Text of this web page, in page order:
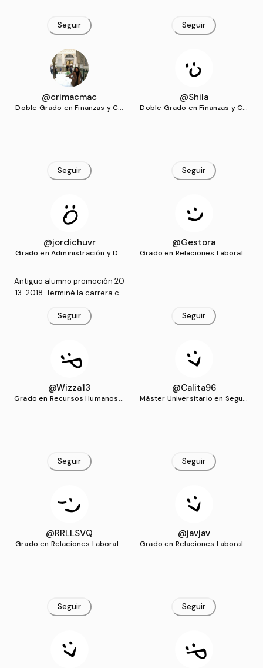
Seguir Seguir
@crimacmac
Doble Grado en Finanzas y Co
Seguir
@Shila
Doble Grado en Finanzas y Co
Seguir
@jordichuvr
Grado en Administración y Dir
Antiguo alumno promoción 20
13-2018. Terminé la carrera co
s a mi perfil. Son temas bastan
te estructurados y fáciles de
re para entender bien las pre
guntas tipo test, desarrollo y
Seguir
@Gestora
Grado en Relaciones Laborale
Seguir
@Wizza13
Grado en Recursos Humanos y
Seguir
@Calita96
Máster Universitario en Seguri
Seguir
@RRLLSVQ
Grado en Relaciones Laborale
Seguir
@javjav
Grado en Relaciones Laborale
Seguir